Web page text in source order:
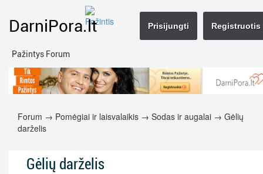
DarniPora.lt
Pažintys Forum
Registruotis
Prisijungti
Forum → Pomėgiai ir laisvalaikis → Sodas ir augalai → Gėlių
darželis
Gėlių darželis